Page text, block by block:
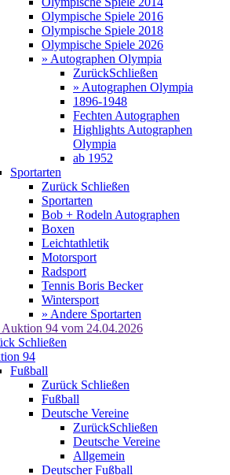
Olympische Spiele 2016
Olympische Spiele 2018
Olympische Spiele 2026
» Autographen Olympia
ZurückSchließen
» Autographen Olympia
1896-1948
Fechten Autographen
Highlights Autographen
Olympia
ab 1952
Sportarten
Zurück Schließen
Sportarten
Bob + Rodeln Autographen
Boxen
Leichtathletik
Motorsport
Radsport
Tennis Boris Becker
Wintersport
» Andere Sportarten
Auktion 94 vom 24.04.2026
Schließen
94
Fußball
Zurück Schließen
Fußball
Deutsche Vereine
ZurückSchließen
Deutsche Vereine
Allgemein
Deutscher Fußball